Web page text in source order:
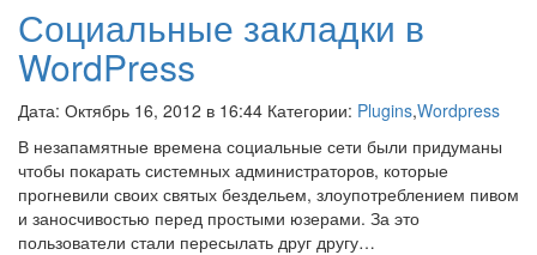
Социальные закладки в
WordPress
Дата: Октябрь 16, 2012 в 16:44 Категории: Plugins,Wordpress
В незапамятные времена социальные сети были придуманы
чтобы покарать системных администраторов, которые
прогневили своих святых бездельем, злоупотреблением пивом
и заносчивостью перед простыми юзерами. За это
пользователи стали пересылать друг другу…